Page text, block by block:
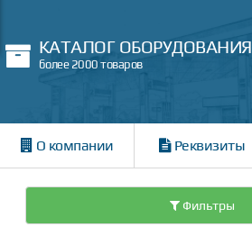
КАТАЛОГ ОБОРУДОВАНИЯ
более 2000 товаров
О компании Реквизиты
Фильтры